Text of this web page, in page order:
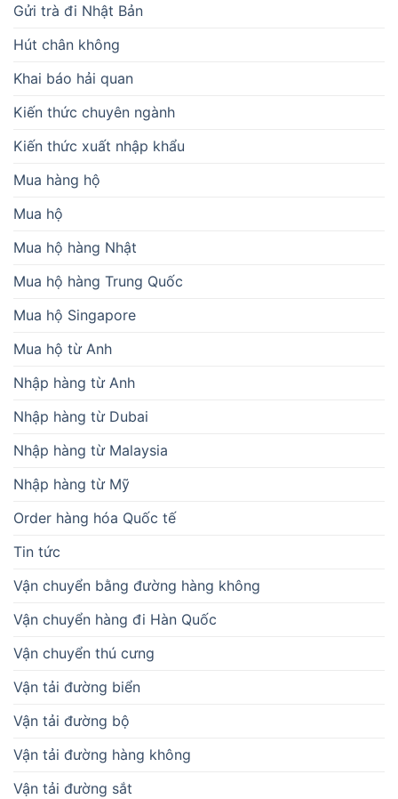
Mua hàng hộ
Mua hộ
Mua hộ hàng Nhật
Mua hộ hàng Trung Quốc
Mua hộ Singapore
Mua hộ từ Anh
Nhập hàng từ Anh
Nhập hàng từ Dubai
Nhập hàng từ Malaysia
Nhập hàng từ Mỹ
Order hàng hóa Quốc tế
Tin tức
Vận chuyển bằng đường hàng không
Vận chuyển hàng đi Hàn Quốc
Vận chuyển thú cưng
Vận tải đường biển
Vận tải đường bộ
Vận tải đường hàng không
Vận tải đường sắt
Vận tải nội địa
Vận tải quốc tế